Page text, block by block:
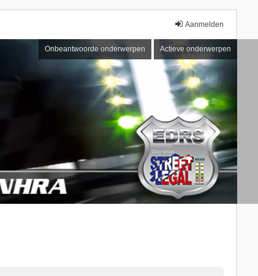
Aanmelden
Onbeantwoorde onderwerpen Actieve onderwerpen